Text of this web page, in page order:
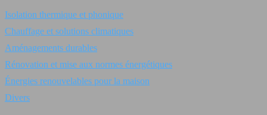
Isolation thermique et phonique
Chauffage et solutions climatiques
Aménagements durables
Rénovation et mise aux normes énergétiques
Énergies renouvelables pour la maison
Divers